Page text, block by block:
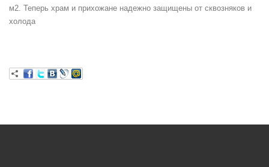
м2. Теперь храм и прихожане надежно защищены от сквозняков и
холода